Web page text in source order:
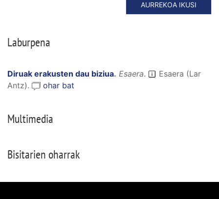
AURREKOA IKUSI
Laburpena
Diruak erakusten dau biziua. Esaera.
Esaera (Lar
Antz).
ohar bat
Multimedia
Bisitarien oharrak